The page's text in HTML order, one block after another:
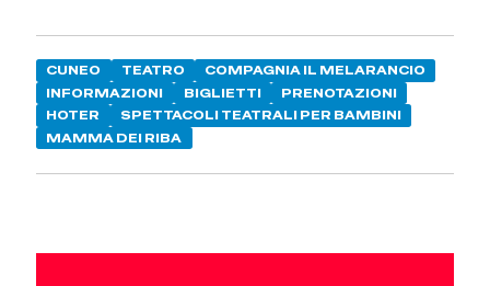
CUNEO TEATRO
COMPAGNIA IL MELARANCIO
INFORMAZIONI
BIGLIETTI
PRENOTAZIONI
HOTER
SPETTACOLI TEATRALI PER BAMBINI
MAMMA DEI RIBA